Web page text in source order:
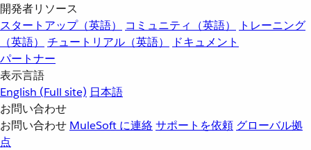
開発者リソース
スタートアップ（英語）
コミュニティ（英語）
トレーニング
（英語）
チュートリアル（英語）
ドキュメント
パートナー
表示言語
English (Full site) 日本語
お問い合わせ
お問い合わせ MuleSoft に連絡サポートを依頼 グローバル拠
点